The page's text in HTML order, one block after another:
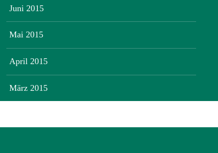
Juni 2015
Mai 2015
April 2015
März 2015